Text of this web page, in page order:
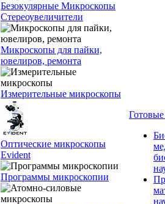
Безокулярные Микроскопы
Стереоувеличители
Микроскопы для пайки,
ювелиров, ремонта
Измерительные микроскопы
Оптические микроскопы
Evident
Программы микроскопии